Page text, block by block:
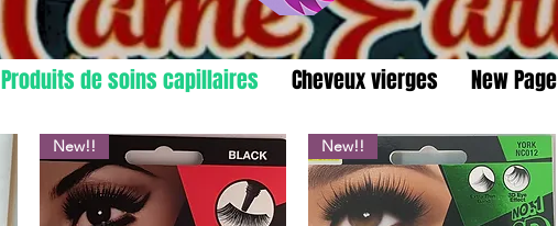
Produits de soins capillaires Cheveux vierges New Page
New!! New!!